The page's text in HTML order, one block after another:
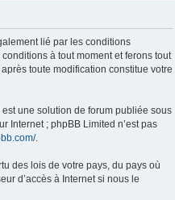
lié par les conditions
à tout moment et ferons tout
toute modification constitue votre
une solution de forum publiée sous
Internet ; phpBB Limited n’est pas
.
des lois de votre pays, du pays où
d’accès à Internet si nous le